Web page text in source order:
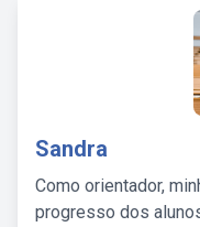
Sandra
Como orientador,
progresso dos